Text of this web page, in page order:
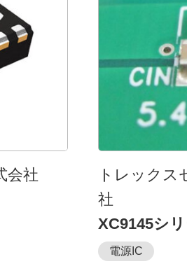
会社
トレックス
社
XC9145シ
電源IC